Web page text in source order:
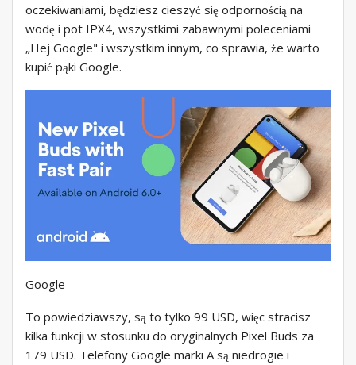
oczekiwaniami, będziesz cieszyć się odpornością na
wodę i pot IPX4, wszystkimi zabawnymi poleceniami
„Hej Google" i wszystkim innym, co sprawia, że ​​warto
kupić pąki Google.
Google
To powiedziawszy, są to tylko 99 USD, więc stracisz
kilka funkcji w stosunku do oryginalnych Pixel Buds za
179 USD. Telefony Google marki A są niedrogie i